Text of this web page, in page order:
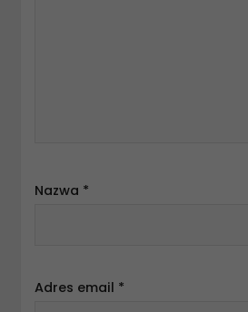
Nazwa *
Adres email *